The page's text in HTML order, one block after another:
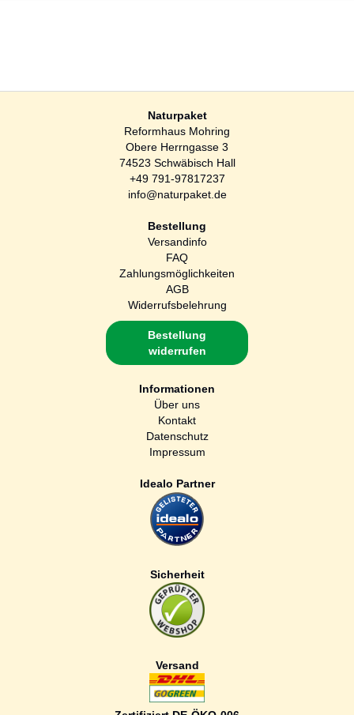
Naturpaket
Reformhaus Mohring
Obere Herrngasse 3
74523 Schwäbisch Hall
+49 791-97817237
info@naturpaket.de
Bestellung
Versandinfo
FAQ
Zahlungsmöglichkeiten
AGB
Widerrufsbelehrung
Bestellung
widerrufen
Informationen
Über uns
Kontakt
Datenschutz
Impressum
Idealo Partner
Sicherheit
Versand